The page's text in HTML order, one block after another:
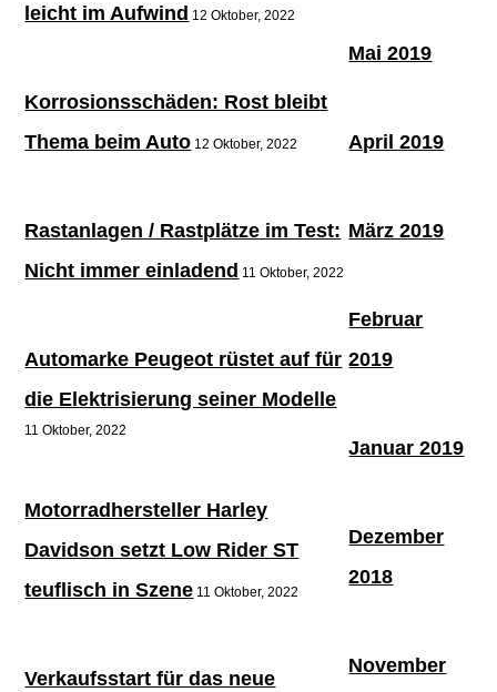
leicht im Aufwind 12 Oktober, 2022
Korrosionsschäden: Rost bleibt
Thema beim Auto 12 Oktober, 2022
Rastanlagen / Rastplätze im Test:
Nicht immer einladend 11 Oktober, 2022
Automarke Peugeot rüstet auf für
die Elektrisierung seiner Modelle
11 Oktober, 2022
Motorradhersteller Harley
Davidson setzt Low Rider ST
teuflisch in Szene 11 Oktober, 2022
Verkaufsstart für das neue
Mai 2019
April 2019
März 2019
Februar
2019
Januar 2019
Dezember
2018
November